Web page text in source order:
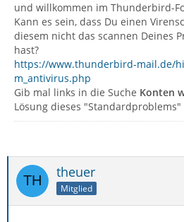
und willkommen im Thunderbird-
Kann es sein, dass Du einen
diesem nicht das scannen Deines
hast?
https://www.thunderbird-mail.de/
m_antivirus.php
Gib mal links in die Suche Konten
Lösung dieses
theuer
Mitglied